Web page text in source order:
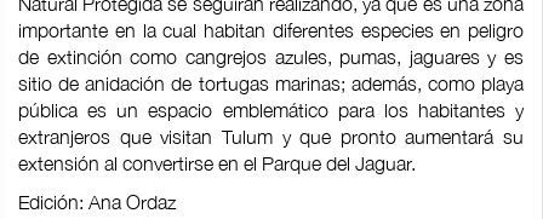
importante en la cual habitan diferentes especies en peligro
de extinción como cangrejos azules, pumas, jaguares y es
sitio de anidación de tortugas marinas; además, como playa
pública es un espacio emblemático para los habitantes y
extranjeros que visitan Tulum y que pronto aumentará su
extensión al convertirse en el Parque del Jaguar.
Edición: Ana Ordaz